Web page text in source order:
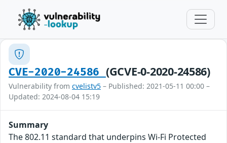
CVE-2020-24586 (GCVE-0-2020-24586)
Vulnerability from cvelistv5 – Published: 2021-05-11 00:00 –
Updated: 2024-08-04 15:19
Summary
The 802.11 standard that underpins Wi-Fi Protected